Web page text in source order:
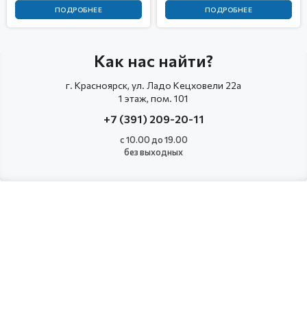
ПОДРОБНЕЕ ПОДРОБНЕЕ
Как нас найти?
г. Красноярск, ул. Ладо Кецховели 22а
1 этаж, пом. 101
+7 (391) 209-20-11
с 10.00 до 19.00
без выходных